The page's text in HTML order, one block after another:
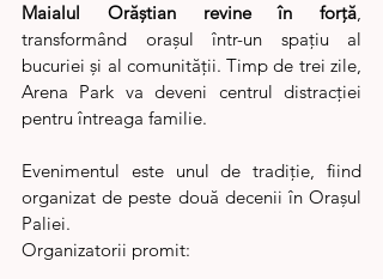
Maialul Orăștian revine în forță
transformând orașul într-un spațiu al
bucuriei și al comunității. Timp de trei zile,
Arena Park va deveni centrul distracției
pentru întreaga familie.
Evenimentul este unul de tradiție, fiind
organizat de peste două decenii în Orașul
Paliei.
Organizatorii promit: